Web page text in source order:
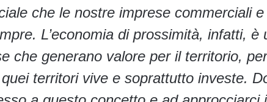
che le nostre imprese commerciali
L’economia di prossimità, infatti, è
che generano valore per il territorio,
territori vive e soprattutto investe.